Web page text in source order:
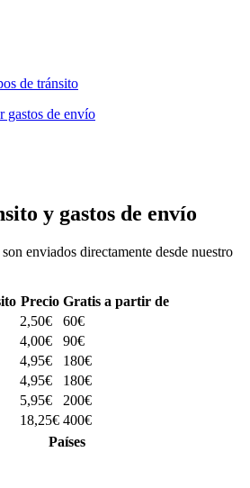
de tránsito
gastos de envío
y gastos de envío
enviados directamente desde nuestro
Precio Gratis a partir de
2,50€
60€
4,00€
90€
4,95€
180€
4,95€
180€
5,95€
200€
18,25€ 400€
Países